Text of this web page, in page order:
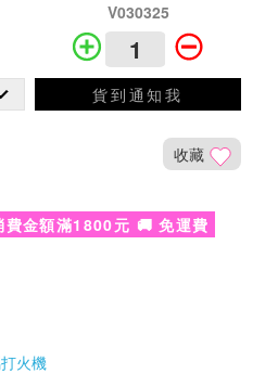
V030325
貨到通知我
收藏
費金額滿1800元 🚚 免運費
火機